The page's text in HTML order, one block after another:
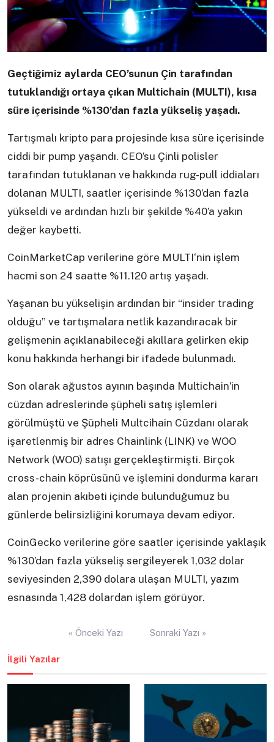
Geçtiğimiz aylarda CEO’sunun Çin tarafından
tutuklandığı ortaya çıkan Multichain (MULTI), kısa
süre içerisinde %130’dan fazla yükseliş yaşadı.
Tartışmalı kripto para projesinde kısa süre içerisinde
ciddi bir pump yaşandı. CEO’su Çinli polisler
tarafından tutuklanan ve hakkında rug-pull iddiaları
dolanan MULTI, saatler içerisinde %130’dan fazla
yükseldi ve ardından hızlı bir şekilde %40’a yakın
değer kaybetti.
CoinMarketCap verilerine göre MULTI‘nin işlem
hacmi son 24 saatte %11.120 artış yaşadı.
Yaşanan bu yükselişin ardından bir “insider trading
olduğu” ve tartışmalara netlik kazandıracak bir
gelişmenin açıklanabileceği akıllara gelirken ekip
konu hakkında herhangi bir ifadede bulunmadı.
Son olarak ağustos ayının başında Multichain’in
cüzdan adreslerinde şüpheli satış işlemleri
görülmüştü ve Şüpheli Multcihain Cüzdanı olarak
işaretlenmiş bir adres Chainlink (LINK) ve WOO
Network (WOO) satışı gerçekleştirmişti. Birçok
cross-chain köprüsünü ve işlemini dondurma kararı
alan projenin akıbeti içinde bulunduğumuz bu
günlerde belirsizliğini korumaya devam ediyor.
CoinGecko verilerine göre saatler içerisinde yaklaşık
%130’dan fazla yükseliş sergileyerek 1,032 dolar
seviyesinden 2,390 dolara ulaşan MULTI, yazım
esnasında 1,428 dolardan işlem görüyor.
« Önceki Yazı Sonraki Yazı »
İlgili Yazılar